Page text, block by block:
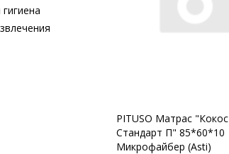
PITUSO Матрас "Кокос
Стандарт П" 85*60*10
Микрофайбер (Asti)